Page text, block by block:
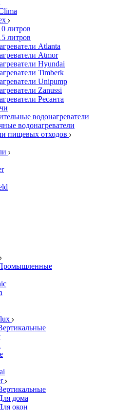
литров
литров
Atlanta
Atmor
Hyundai
Timberk
Unipump
Zanussi
Ресанта
водонагреватели
водонагреватели
пищевых отходов
дома
окон